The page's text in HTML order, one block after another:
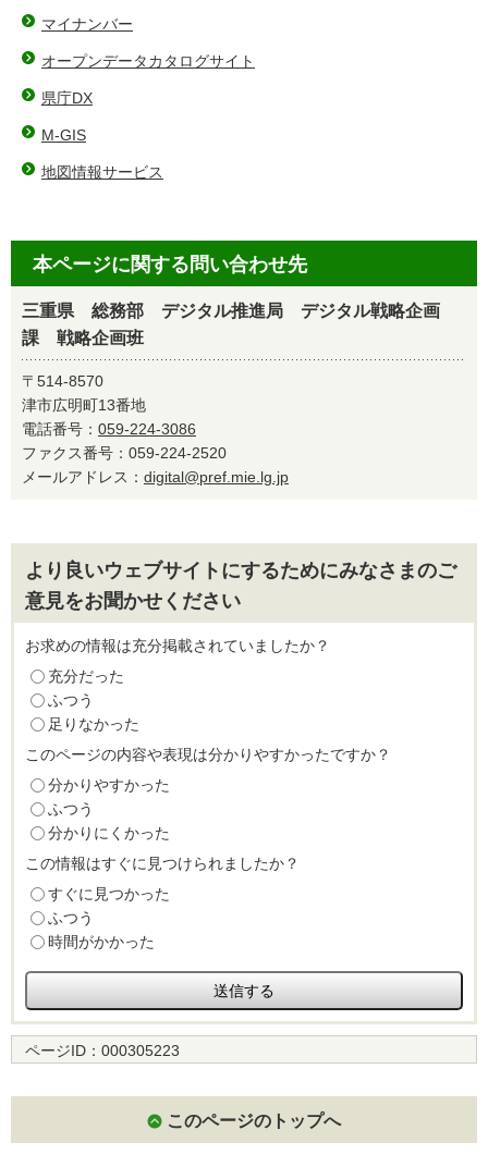
マイナンバー
オープンデータカタログサイト
県庁DX
M-GIS
地図情報サービス
本ページに関する問い合わせ先
三重県 総務部 デジタル推進局 デジタル戦略企画
課 戦略企画班
〒514-8570
津市広明町13番地
電話番号： 059-224-3086
ファクス番号：059-224-2520
メールアドレス： digital@pref.mie.lg.jp
より良いウェブサイトにするためにみなさまのご
意見をお聞かせください
お求めの情報は充分掲載されていましたか？
充分だった
ふつう
足りなかった
このページの内容や表現は分かりやすかったですか？
分かりやすかった
ふつう
分かりにくかった
この情報はすぐに見つけられましたか？
すぐに見つかった
ふつう
時間がかかった
ページID： 000305223
このページのトップへ